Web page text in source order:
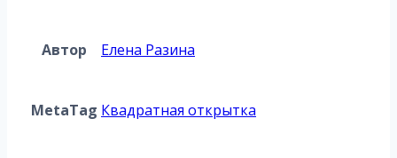
Автор Елена Разина
MetaTag Квадратная открытка